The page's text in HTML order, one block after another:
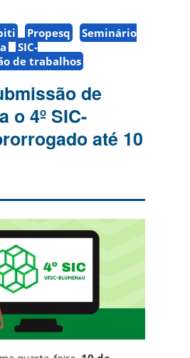
Propesq
Seminário
SIC-
de trabalhos
de
o 4º SIC-
até 10